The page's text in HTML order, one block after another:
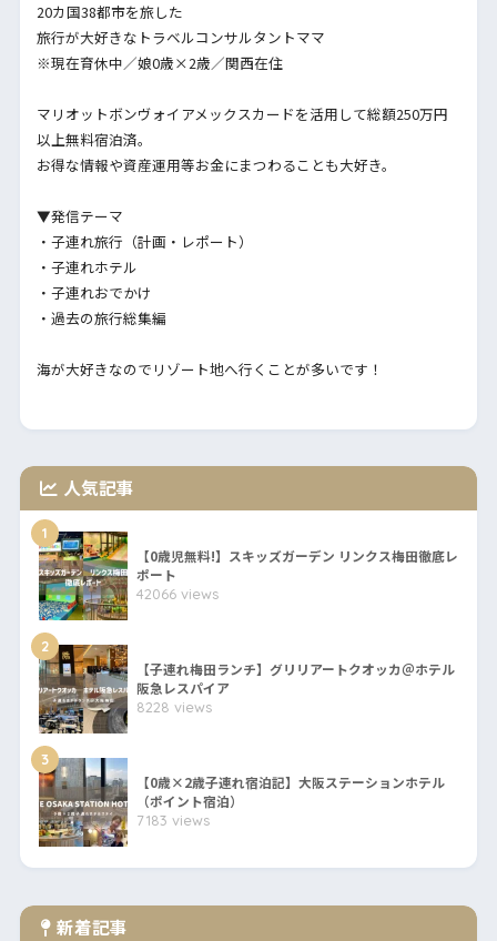
20カ国38都市を旅した
旅行が大好きなトラベルコンサルタントママ
※現在育休中／娘0歳×2歳／関西在住
マリオットボンヴォイアメックスカードを活用して総額250万円
以上無料宿泊済。
お得な情報や資産運用等お金にまつわることも大好き。
▼発信テーマ
・子連れ旅行（計画・レポート）
・子連れホテル
・子連れおでかけ
・過去の旅行総集編
海が大好きなのでリゾート地へ行くことが多いです！
人気記事
1
【0歳児無料!】スキッズガーデン リンクス梅田徹底レ
ポート
42066 views
2
【子連れ梅田ランチ】グリリアートクオッカ＠ホテル
阪急レスパイア
8228 views
3
【0歳×2歳子連れ宿泊記】大阪ステーションホテル
（ポイント宿泊）
7183 views
新着記事